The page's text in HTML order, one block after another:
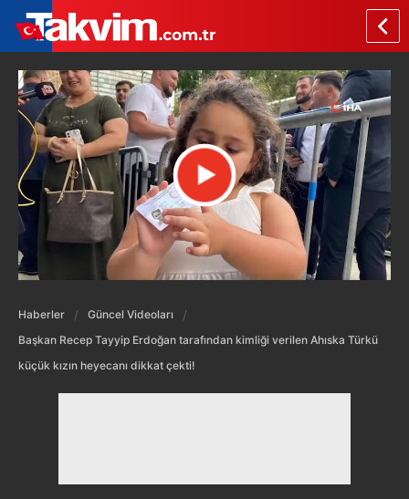
Haberler
Güncel Videoları
Başkan Recep Tayyip Erdoğan tarafından kimliği verilen Ahıska Türkü
küçük kızın heyecanı dikkat çekti!